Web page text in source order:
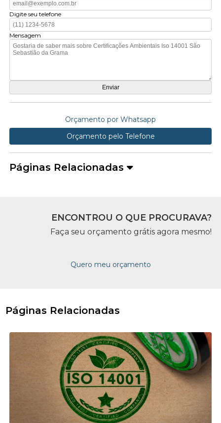
Digite seu telefone
Mensagem
Orçamento por Whatsapp
Orçamento pelo Telefone
Páginas Relacionadas
ENCONTROU O QUE PROCURAVA?
Faça seu orçamento grátis agora mesmo!
Quero meu orçamento
Páginas Relacionadas